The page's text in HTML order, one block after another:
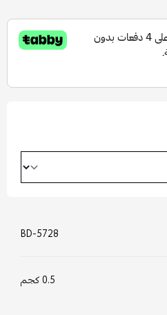
BD-5728
0.5 كجم